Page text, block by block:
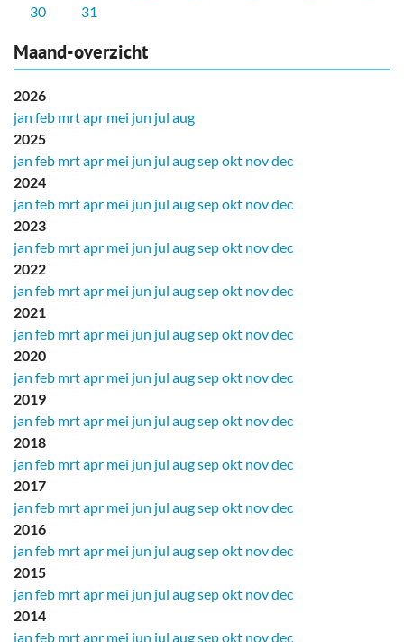
30
31
Maand-overzicht
2026
jan feb mrtapr mei jun jul aug
2025
jan feb mrtapr mei jun jul augsepokt novdec
2024
jan feb mrtapr mei jun jul augsepokt novdec
2023
jan feb mrtapr mei jun jul augsepokt novdec
2022
jan feb mrtapr mei jun jul augsepokt novdec
2021
jan feb mrtapr mei jun jul augsepokt novdec
2020
jan feb mrtapr mei jun jul augsepokt novdec
2019
jan feb mrtapr mei jun jul augsepokt novdec
2018
jan feb mrtapr mei jun jul augsepokt novdec
2017
jan feb mrtapr mei jun jul augsepokt novdec
2016
jan feb mrtapr mei jun jul augsepokt novdec
2015
jan feb mrtapr mei jun jul augsepokt novdec
2014
jan feb mrtapr mei jun jul augsepokt novdec